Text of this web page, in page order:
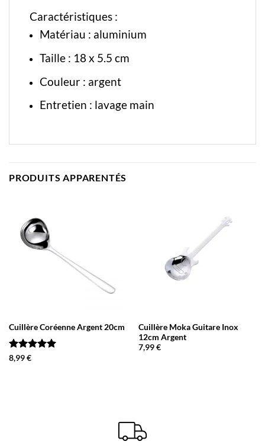
Caractéristiques :
Matériau : aluminium
Taille : 18 x 5.5 cm
Couleur : argent
Entretien : lavage main
PRODUITS APPARENTÉS
Cuillère Coréenne Argent 20cm
Note
8,99€
Cuillère Moka Guitare Inox
12cm Argent
7,99€